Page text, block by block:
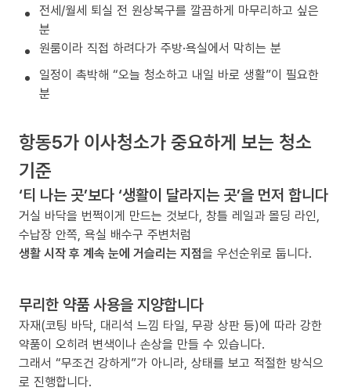
전세/월세 퇴실 전 원상복구를 깔끔하게 마무리하고 싶은
분
원룸이라 직접 하려다가 주방·욕실에서 막히는 분
일정이 촉박해 “오늘 청소하고 내일 바로 생활”이 필요한
분
항동5가 이사청소가 중요하게 보는 청소
기준
‘티 나는 곳’보다 ‘생활이 달라지는 곳’을 먼저 합니다
거실 바닥을 번쩍이게 만드는 것보다, 창틀 레일과 몰딩 라인,
수납장 안쪽, 욕실 배수구 주변처럼
생활 시작 후 계속 눈에 거슬리는 지점을 우선순위로 둡니다.
무리한 약품 사용을 지양합니다
자재(코팅 바닥, 대리석 느낌 타일, 무광 상판 등)에 따라 강한
약품이 오히려 변색이나 손상을 만들 수 있습니다.
그래서 “무조건 강하게”가 아니라, 상태를 보고 적절한 방식으
로 진행합니다.